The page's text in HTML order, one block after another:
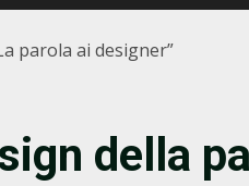
parola ai designer”
della